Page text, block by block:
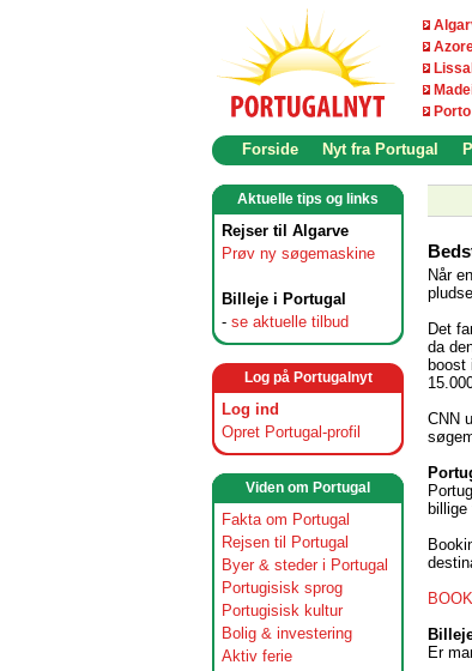
Porto
Forside Nyt fra Portugal
Aktuelle tips og links
Rejser til Algarve
Prøv ny søgemaskine
Billeje i Portugal
- se aktuelle tilbud
Log på Portugalnyt
Log ind
Opret Portugal-profil
Viden om Portugal
Fakta om Portugal
Rejsen til Portugal
Byer & steder i Portugal
Portugisisk sprog
Portugisisk kultur
Bolig & investering
Aktiv ferie
Når
Det
da
boost
CNN
billige
Er